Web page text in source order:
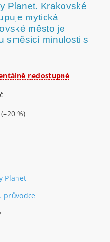
Planet. Krakovské
mytická
město je
směsicí minulosti s
nedostupné
(–20 %)
Planet
průvodce